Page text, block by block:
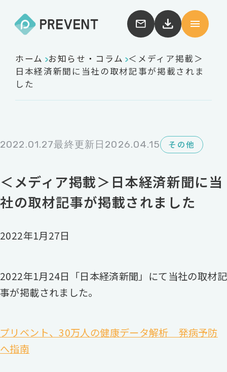
ホーム お知らせ・コラム ＜メディア掲載＞
日本経済新聞に当社の取材記事が掲載されま
した
2022.01.27最終更新日2026.04.15 その他
＜メディア掲載＞日本経済新聞に当
社の取材記事が掲載されました
2022年1月27日
2022年1月24日「日本経済新聞」にて当社の取材記
事が掲載されました。
プリベント、30万人の健康データ解析 発病予防
へ指南